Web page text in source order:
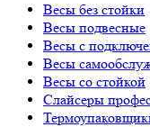
Весы без стойки
Весы подвесные
Весы с
Весы
Весы со стойкой
Слайсеры